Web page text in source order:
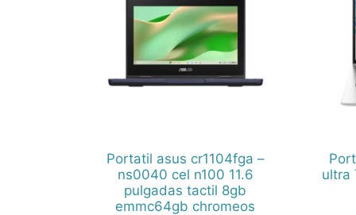
Portatil asus cr1104fga –
ns0040 cel n100 11.6
pulgadas tactil 8gb
emmc64gb chromeos
ultra